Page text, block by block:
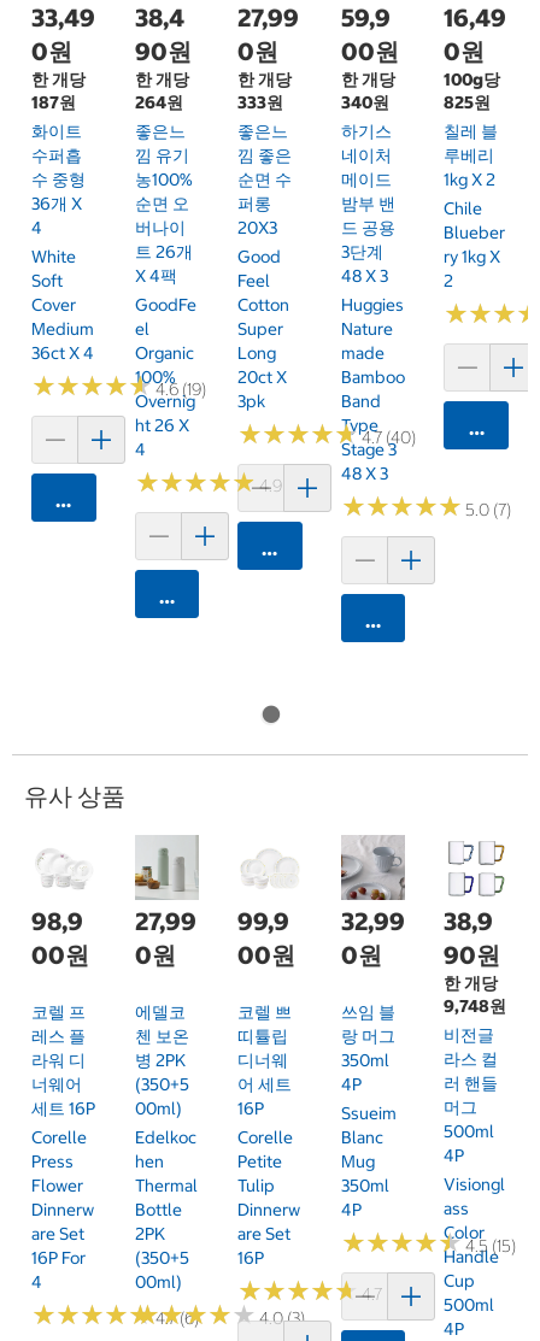
33,49
0원
한 개당
187원
화이트
수퍼흡
수 중형
36개 X
4
White
Soft
Cover
Medium
36ct X 4
★★★★★
★★★★★4.6 (19)
카트에 담기
38,4
90원
한 개당
264원
좋은느
낌 유기
농100%
순면 오
버나이
트 26개
X 4팩
GoodFe
El
Organic
100%
Overnig
Ht 26 X
4
★★★★★
★★★★★4.9 (7)
카트에 담기
27,99
0원
한 개당
333원
좋은느
낌 좋은
순면 수
퍼롱
20X3
Good
Feel
Cotton
Super
Long
20ct X
3pk
★★★★★
★★★★★4.7 (40)
카트에 담기
59,9
00원
한 개당
340원
하기스
네이처
메이드
밤부 밴
드 공용
3단계
48 X 3
Huggies
Nature
Made
Bamboo
Band
Type
Stage 3
48 X 3
★★★★★
★★★★★ 5.0 (7)
카트에 담기
16,49
0원
100g당
825원
칠레 블
루베리
1kg X 2
Chile
Blueber
Ry 1kg X
2
★★★
★★★
카트에
유사 상품
98,9
00원
코렐 프
레스 플
라워 디
너웨어
세트 16P
Corelle
Press
Flower
Dinnerw
Are Set
16P For
4
★★★★★
★★★★★4.7 (6)
27,99
0원
에델코
첸 보온
병 2PK
(350+5
00ml)
Edelkoc
Hen
Thermal
Bottle
2PK
(350+5
00ml)
★★★★★
★★★★★4.0 (3)
99,9
00원
코렐 쁘
띠튤립
디너웨
어 세트
16P
Corelle
Petite
Tulip
Dinnerw
Are Set
16P
★★★★★
★★★★★4.7 (18)
32,99
0원
쓰임 블
랑 머그
350ml
4P
Ssueim
Blanc
Mug
350ml
4P
★★★★★
★★★★★4.5 (15)
38,9
90원
한 개당
9,748원
비전글
라스 컬
러 핸들
머그
500ml
4P
Visiongl
Ass
Color
Handle
Cup
500ml
4P